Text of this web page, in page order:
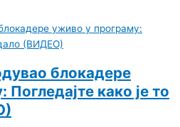
блокадере
како је то